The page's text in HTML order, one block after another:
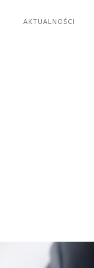
AKTUALNOŚCI